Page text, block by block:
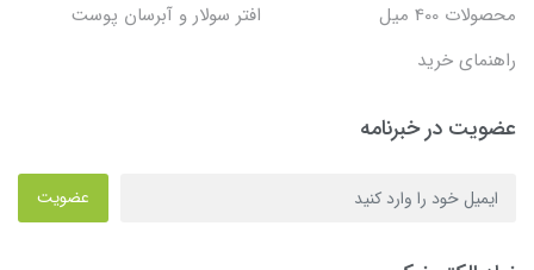
محصولات 400 میل
افتر سولار و آبرسان پوست
راهنمای خرید
عضویت در خبرنامه
عضویت